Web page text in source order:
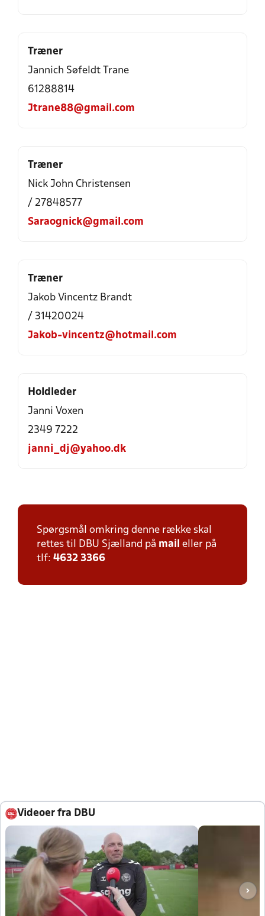
Træner
Jannich Søfeldt Trane
61288814
Jtrane88@gmail.com
Træner
Nick John Christensen
/ 27848577
Saraognick@gmail.com
Træner
Jakob Vincentz Brandt
/ 31420024
Jakob-vincentz@hotmail.com
Holdleder
Janni Voxen
2349 7222
janni_dj@yahoo.dk
Spørgsmål omkring denne række skal
rettes til DBU Sjælland på mail eller på
tlf: 4632 3366
Videoer fra DBU